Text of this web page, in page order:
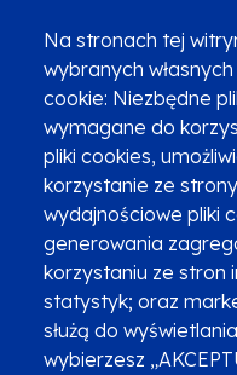
Na stronach tej
wybranych
cookie: Niezbędne
wymagane do
pliki cookies,
korzystanie ze
wydajnościowe pliki
generowania
korzystaniu ze stron
statystyk; oraz
służą do
wybierzesz
Zgłoszenia
Newsletter
Najczęściej